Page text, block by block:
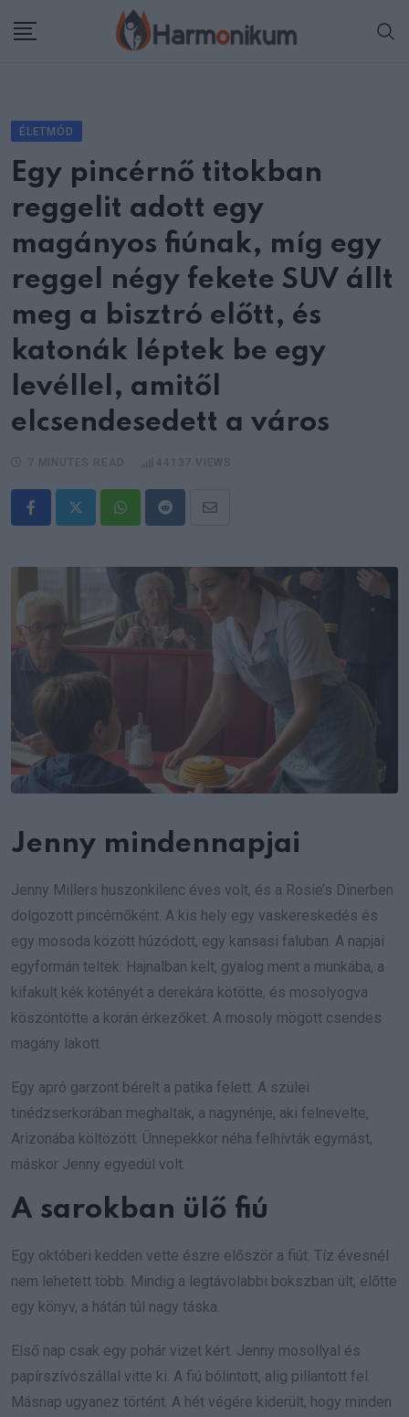
ÉLETMÓD
Egy pincérnő titokban
reggelit adott egy
magányos fiúnak, míg egy
reggel négy fekete SUV állt
meg a bisztró előtt, és
katonák léptek be egy
levéllel, amitől
elcsendesedett a város
WhatsappRedditShare
Email
Jenny mindennapjai
Jenny Millers huszonkilenc éves volt, és a Rosie’s Dinerben
dolgozott pincérnőként. A kis hely egy vaskereskedés és
egy mosoda között húzódott, egy kansasi faluban. A napjai
egyformán teltek. Hajnalban kelt, gyalog ment a munkába, a
kifakult kék kötényét a derekára kötötte, és mosolyogva
köszöntötte a korán érkezőket. A mosoly mögött csendes
magány lakott.
Egy apró garzont bérelt a patika felett. A szülei
tinédzserkorában meghaltak, a nagynénje, aki felnevelte,
Arizonába költözött. Ünnepekkor néha felhívták egymást,
máskor Jenny egyedül volt.
A sarokban ülő fiú
Egy októberi kedden vette észre először a fiút. Tíz évesnél
nem lehetett több. Mindig a legtávolabbi bokszban ült, előtte
egy könyv, a hátán túl nagy táska.
Első nap csak egy pohár vizet kért. Jenny mosollyal és
papírszívószállal vitte ki. A fiú bólintott, alig pillantott fel.
Másnap ugyanez történt. A hét végére kiderült, hogy minden